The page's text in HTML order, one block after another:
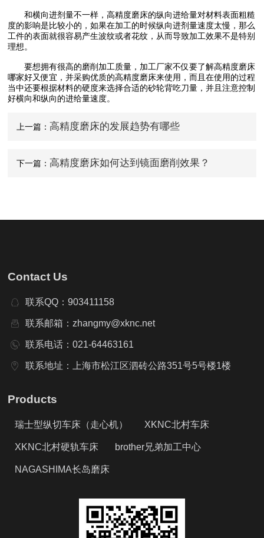
和横向进剂量不一样，高精度磨床‍的纵向进给量对材料表面粗糙
度的影响是比较小的，如果在加工的时候纵向进剂量速度太慢，那么
工件的表面就很容易产生波纹或者花纹，从而导致加工效果不是特别
理想。
要想拥有很高的磨削加工质量，加工厂家不仅要了解高精度磨床
哪家好又便宜，并采购优质的高精度磨床来使用，而且在使用的过程
当中还要根据材料的硬度来选择合适的砂轮背吃刀量，并且注意控制
好横向和纵向的进给量速度。
上一篇： 高精度磨床的发展趋势有哪些
下一篇： 高精度磨床如何达到镜面磨削效果？
Contact Us
联系QQ：903411158
联系邮箱：zhangmy@xknc.net
联系电话：021-64463161
联系地址：上海市松江区泗砖公路351号5号楼1楼
Products
瑞士型纵切车床（走心机） XKNC北村车床
XKNC北村硬轨车床 brother兄弟加工中心
NAGASHIMA长岛磨床